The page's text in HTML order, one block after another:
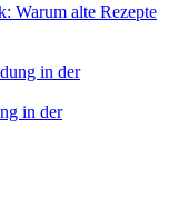
Warum alte Rezepte
in der